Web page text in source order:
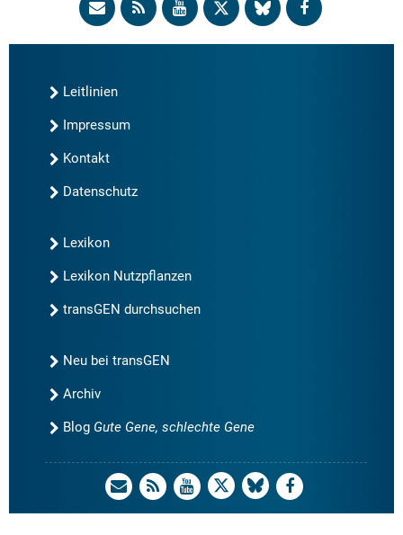
Leitlinien
Impressum
Kontakt
Datenschutz
Lexikon
Lexikon Nutzpflanzen
transGEN durchsuchen
Neu bei transGEN
Archiv
Blog Gute Gene, schlechte Gene